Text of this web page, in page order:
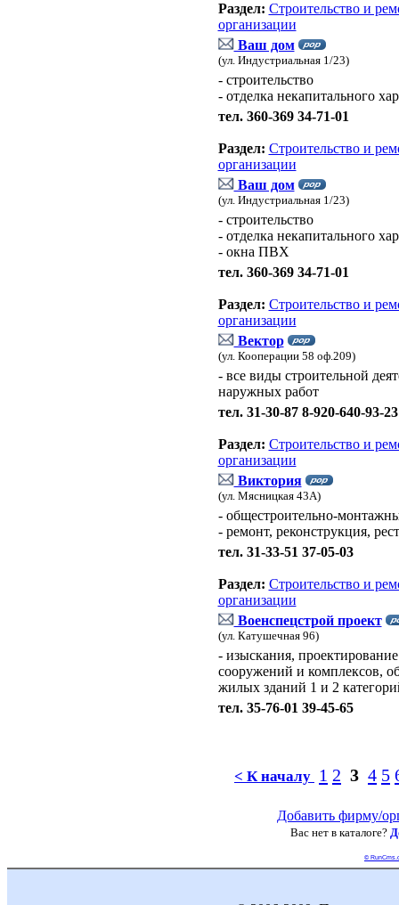
Раздел: Строительство и
организации
Ваш дом
(ул. Индустриальная 1/23)
- строительство
- отделка некапитального
тел. 360-369 34-71-01
Раздел: Строительство и
организации
Ваш дом
(ул. Индустриальная 1/23)
- строительство
- отделка некапитального
- окна ПВХ
тел. 360-369 34-71-01
Раздел: Строительство и
организации
Вектор
(ул. Кооперации 58 оф.209)
- все виды строительной
наружных работ
тел. 31-30-87 8-920-640-93-23
Раздел: Строительство и
организации
Виктория
(ул. Мясницкая 43А)
- общестроительно-
- ремонт, реконструкция,
тел. 31-33-51 37-05-03
Раздел: Строительство и
организации
Военспецстрой проект
(ул. Катушечная 96)
- изыскания,
сооружений и комплексов,
жилых зданий 1 и 2
тел. 35-76-01 39-45-65
< К началу 1 2 3 4 5
Добавить фирму/
Вас нет в каталоге?
©